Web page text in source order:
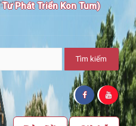
Phát Triển Kon Tum)